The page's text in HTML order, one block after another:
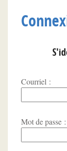
Courriel :
Mot de passe :